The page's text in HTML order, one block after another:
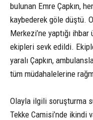
bulunan Emre Çapkın,
kaybederek göle düştü.
Merkezi’ne yaptığı
ekipleri sevk edildi.
yaralı Çapkın,
tüm müdahalelerine
Olayla ilgili soruşturma
Tekke Camisi’nde ikindi